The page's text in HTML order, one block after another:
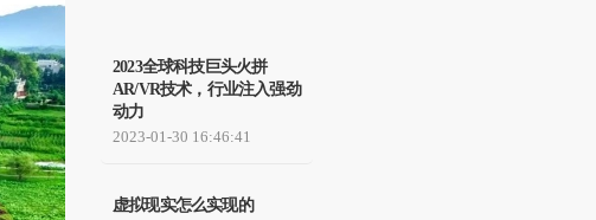
2023全球科技巨头火拼
AR/VR技术，行业注入强劲
动力
2023-01-30 16:46:41
虚拟现实怎么实现的